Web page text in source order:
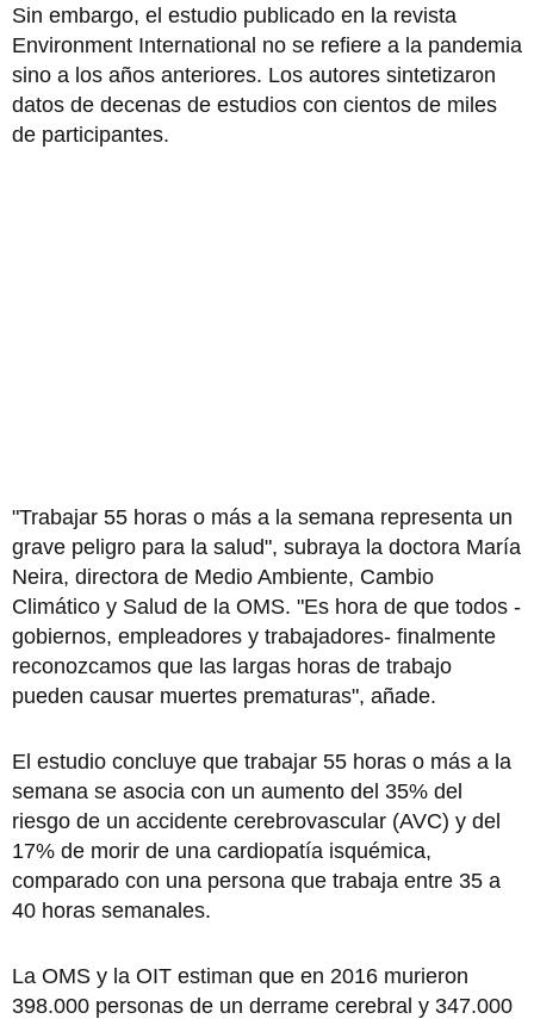
Sin embargo, el estudio publicado en la revista
Environment International no se refiere a la pandemia
sino a los años anteriores. Los autores sintetizaron
datos de decenas de estudios con cientos de miles
de participantes.
"Trabajar 55 horas o más a la semana representa un
grave peligro para la salud", subraya la doctora María
Neira, directora de Medio Ambiente, Cambio
Climático y Salud de la OMS. "Es hora de que todos -
gobiernos, empleadores y trabajadores- finalmente
reconozcamos que las largas horas de trabajo
pueden causar muertes prematuras", añade.
El estudio concluye que trabajar 55 horas o más a la
semana se asocia con un aumento del 35% del
riesgo de un accidente cerebrovascular (AVC) y del
17% de morir de una cardiopatía isquémica,
comparado con una persona que trabaja entre 35 a
40 horas semanales.
La OMS y la OIT estiman que en 2016 murieron
398.000 personas de un derrame cerebral y 347.000